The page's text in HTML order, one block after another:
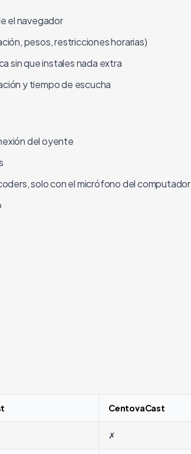
el navegador
pesos, restricciones horarias)
sin que instales nada extra
y tiempo de escucha
del oyente
solo con el micrófono del computador
CentovaCast
✗